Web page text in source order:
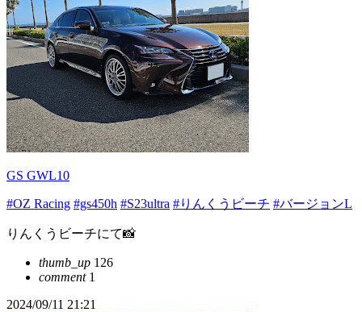
GS GWL10
#OZ Racing #gs450h #S23ultra #りんくうビーチ #バージョンL
りんくうビーチにて📸
thumb_up 126
comment1
2024/09/11 21:21